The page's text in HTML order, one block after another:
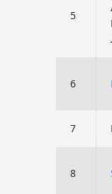
5
6
7
8